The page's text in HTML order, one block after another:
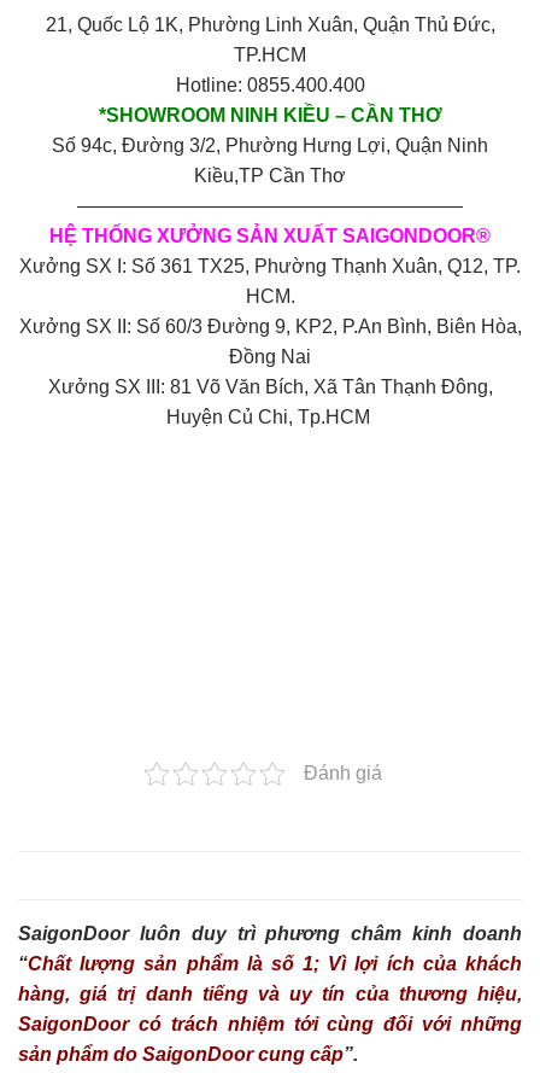
21, Quốc Lộ 1K, Phường Linh Xuân, Quận Thủ Đức,
TP.HCM
Hotline: 0855.400.400
*SHOWROOM NINH KIỀU – CẦN THƠ
Số 94c, Đường 3/2, Phường Hưng Lợi, Quận Ninh
Kiều,TP Cần Thơ
————————————————————
HỆ THỐNG XƯỞNG SẢN XUẤT SAIGONDOOR®
Xưởng SX I: Số 361 TX25, Phường Thạnh Xuân, Q12, TP.
HCM.
Xưởng SX II: Số 60/3 Đường 9, KP2, P.An Bình, Biên Hòa,
Đồng Nai
Xưởng SX III: 81 Võ Văn Bích, Xã Tân Thạnh Đông,
Huyện Củ Chi, Tp.HCM
Đánh giá
SaigonDoor luôn duy trì phương châm kinh doanh
“Chất lượng sản phẩm là số 1; Vì lợi ích của khách
hàng, giá trị danh tiếng và uy tín của thương hiệu,
SaigonDoor có trách nhiệm tới cùng đối với những
sản phẩm do SaigonDoor cung cấp”.